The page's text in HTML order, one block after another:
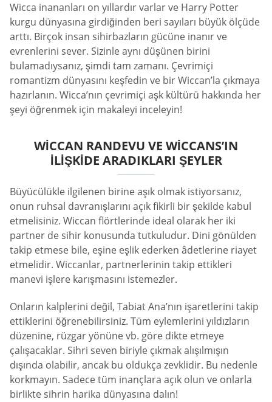
Wicca inananları on yıllardır varlar ve Harry Potter
kurgu dünyasına girdiğinden beri sayıları büyük ölçüde
arttı. Birçok insan sihirbazların gücüne inanır ve
evrenlerini sever. Sizinle aynı düşünen birini
bulamadıysanız, şimdi tam zamanı. Çevrimiçi
romantizm dünyasını keşfedin ve bir Wiccan’la çıkmaya
hazırlanın. Wicca’nın çevrimiçi aşk kültürü hakkında her
şeyi öğrenmek için makaleyi inceleyin!
WICCAN RANDEVU VE WICCANS’IN
İLIŞKIDE ARADIKLARI ŞEYLER
Büyücülükle ilgilenen birine aşık olmak istiyorsanız,
onun ruhsal davranışlarını açık fikirli bir şekilde kabul
etmelisiniz. Wiccan flörtlerinde ideal olarak her iki
partner de sihir konusunda tutkuludur. Dini gönülden
takip etmese bile, eşine eşlik ederken âdetlerine riayet
etmelidir. Wiccanlar, partnerlerinin takip ettikleri
manevi işlere karışmasını istemezler.
Onların kalplerini değil, Tabiat Ana’nın işaretlerini takip
ettiklerini öğrenebilirsiniz. Tüm eylemlerini yıldızların
düzenine, rüzgar yönüne vb. göre dikte etmeye
çalışacaklar. Sihri seven biriyle çıkmak alışılmışın
dışında olabilir, ancak bu oldukça zevklidir. Bu nedenle
korkmayın. Sadece tüm inançlara açık olun ve onlarla
birlikte sihrin harika dünyasına dalın!